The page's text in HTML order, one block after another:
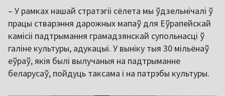
– У рамках нашай стратэгіі сёлета мы ўдзельнічалі ў
працы стварэння дарожных мапаў для Еўрапейскай
камісіі падтрымання грамадзянскай супольнасці ў
галіне культуры, адукацыі. У выніку тыя 30 мільёнаў
еўраў, якія былі вылучаныя на падтрыманне
беларусаў, пойдуць таксама і на патрэбы культуры.